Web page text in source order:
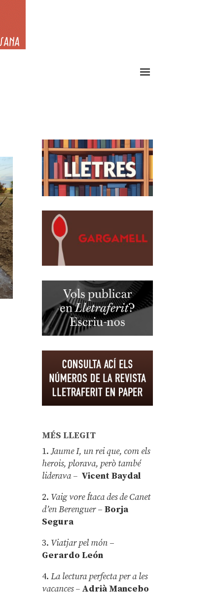
MÉS LLEGIT
1.Jaume I, un rei que, com els
herois, plorava, però també
liderava – Vicent Baydal
2. Vaig vore Ítaca des de Canet
d’en Berenguer–Borja
Segura
3. Viatjar pel món –
Gerardo León
4.La lectura perfecta per a les
vacances – Adrià Mancebo